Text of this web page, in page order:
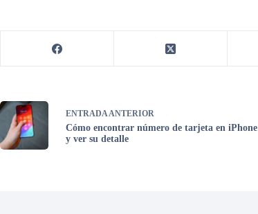
ENTRADA ANTERIOR
Cómo encontrar número de tarjeta en iPhone
y ver su detalle